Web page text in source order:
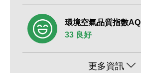
環境空氣品質指數AQI
33 良好
更多資訊